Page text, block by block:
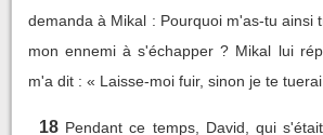
demanda à Mikal : Pourquoi m'as-tu ainsi
mon ennemi à s'échapper ? Mikal lui
m'a dit : « Laisse-moi fuir, sinon je te
18 Pendant ce temps, David, qui